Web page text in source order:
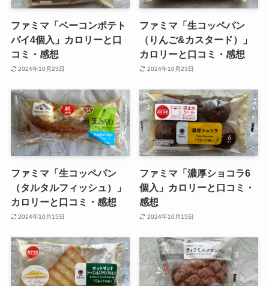
ファミマ「ベーコンポテト
パイ4個入」カロリーと口
コミ・感想
2024年10月23日
ファミマ「生コッペパン
（りんご&カスタード）」
カロリーと口コミ・感想
2024年10月23日
ファミマ「生コッペパン
（タルタルフィッシュ）」
カロリーと口コミ・感想
2024年10月15日
ファミマ「濃厚ショコラ6
個入」カロリーと口コミ・
感想
2024年10月15日